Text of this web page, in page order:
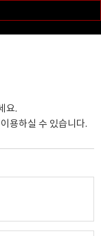
views/mobile/
views/mobile/
controllers/
요.
용하실 수 있습니다.